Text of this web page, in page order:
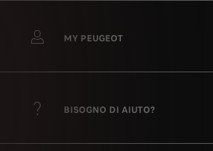
MY PEUGEOT
BISOGNO DI AIUTO?